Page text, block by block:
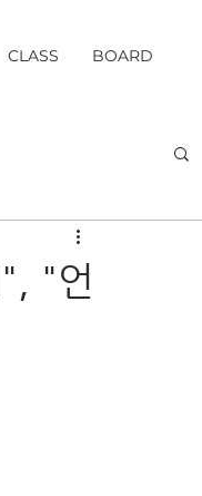
CLASS BOARD
"언